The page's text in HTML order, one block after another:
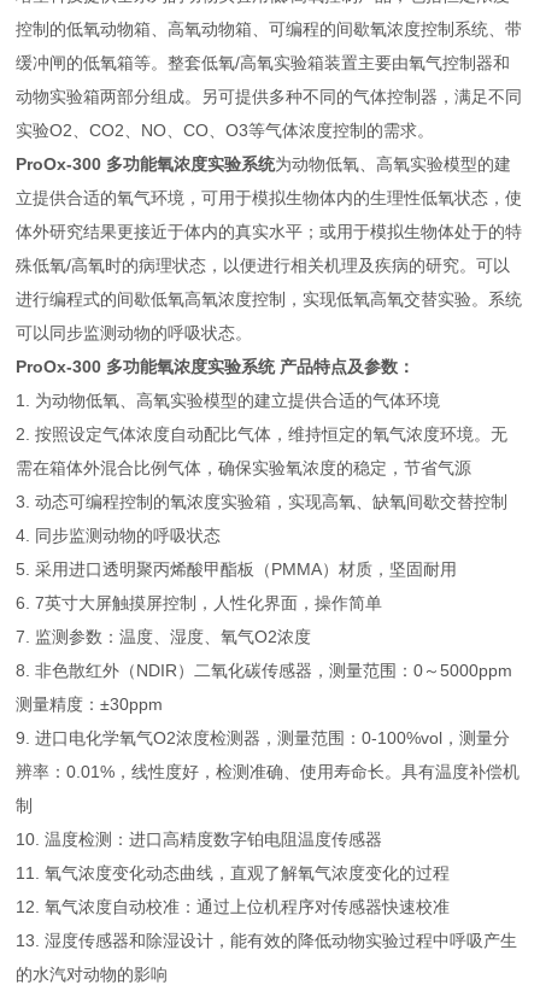
控制的低氧动物箱、高氧动物箱、可编程的间歇氧浓度控制系统、带
缓冲闸的低氧箱等。整套低氧/高氧实验箱装置主要由氧气控制器和
动物实验箱两部分组成。另可提供多种不同的气体控制器，满足不同
实验O2、CO2、NO、CO、O3等气体浓度控制的需求。
ProOx-300 多功能氧浓度实验系统为动物低氧、高氧实验模型的建
立提供合适的氧气环境，可用于模拟生物体内的生理性低氧状态，使
体外研究结果更接近于体内的真实水平；或用于模拟生物体处于的特
殊低氧/高氧时的病理状态，以便进行相关机理及疾病的研究。可以
进行编程式的间歇低氧高氧浓度控制，实现低氧高氧交替实验。系统
可以同步监测动物的呼吸状态。
ProOx-300 多功能氧浓度实验系统 产品特点及参数：
1. 为动物低氧、高氧实验模型的建立提供合适的气体环境
2. 按照设定气体浓度自动配比气体，维持恒定的氧气浓度环境。无
需在箱体外混合比例气体，确保实验氧浓度的稳定，节省气源
3. 动态可编程控制的氧浓度实验箱，实现高氧、缺氧间歇交替控制
4. 同步监测动物的呼吸状态
5. 采用进口透明聚丙烯酸甲酯板（PMMA）材质，坚固耐用
6. 7英寸大屏触摸屏控制，人性化界面，操作简单
7. 监测参数：温度、湿度、氧气O2浓度
8. 非色散红外（NDIR）二氧化碳传感器，测量范围：0～5000ppm
测量精度：±30ppm
9. 进口电化学氧气O2浓度检测器，测量范围：0-100%vol，测量分
辨率：0.01%，线性度好，检测准确、使用寿命长。具有温度补偿机
制
10. 温度检测：进口高精度数字铂电阻温度传感器
11. 氧气浓度变化动态曲线，直观了解氧气浓度变化的过程
12. 氧气浓度自动校准：通过上位机程序对传感器快速校准
13. 湿度传感器和除湿设计，能有效的降低动物实验过程中呼吸产生
的水汽对动物的影响